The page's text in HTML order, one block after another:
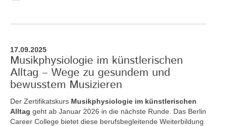
17.09.2025
Musikphysiologie im künstlerischen
Alltag – Wege zu gesundem und
bewusstem Musizieren
Der Zertifikatskurs Musikphysiologie im künstlerischen
Alltag geht ab Januar 2026 in die nächste Runde. Das Berlin
Career College bietet diese berufsbegleitende Weiterbildung